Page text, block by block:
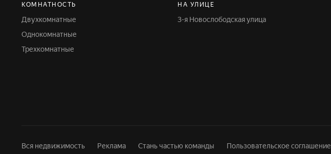
КОМНАТНОСТЬ
Двухкомнатные
Однокомнатные
Трехкомнатные
НА УЛИЦЕ
3-я Новослободская улица
Вся недвижимость Реклама Стань частью команды Пользовательское соглашение